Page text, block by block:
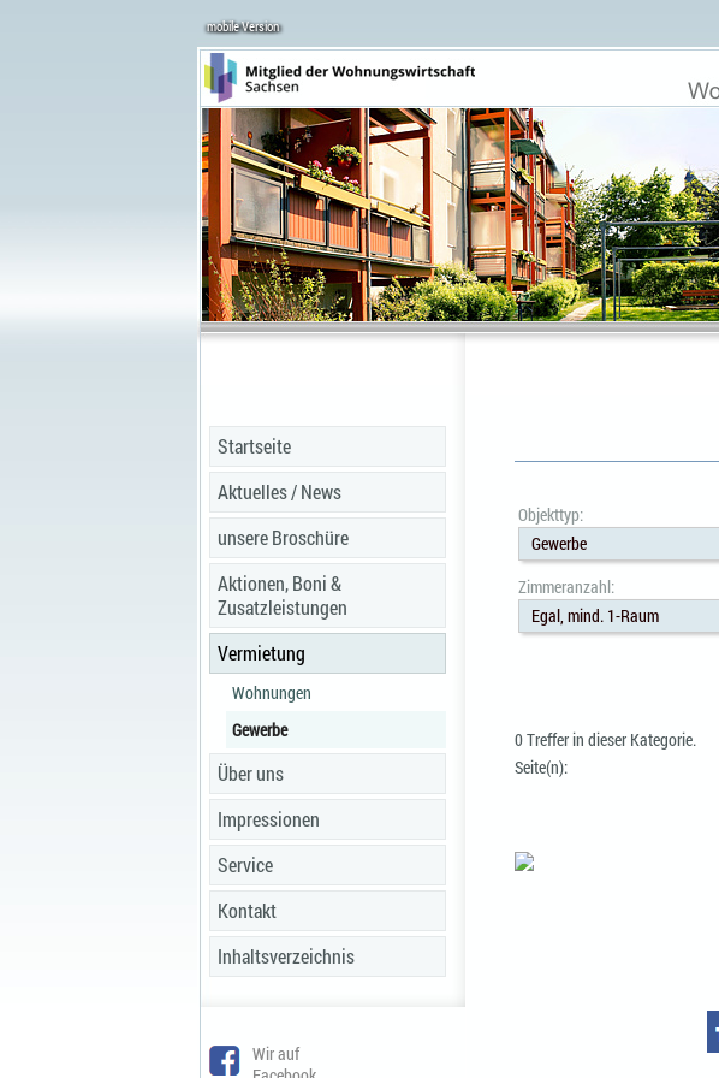
mobile Version
Startseite
Aktuelles / News
unsere Broschüre
Aktionen, Boni &
Zusatzleistungen
Vermietung
Wohnungen
Gewerbe
Über uns
Impressionen
Service
Kontakt
Inhaltsverzeichnis
Wir auf
Objekttyp:
Gewerbe
Zimmeranzahl:
Egal, mind. 1-Raum
0 Treffer in dieser Kategorie.
Seite(n):